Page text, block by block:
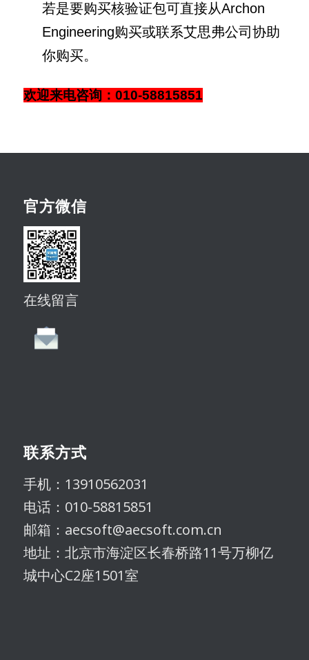
若是要购买核验证包可直接从Archon
Engineering购买或联系艾思弗公司协助
你购买。
欢迎来电咨询：010-58815851
官方微信
在线留言
联系方式
手机：13910562031
电话：010-58815851
邮箱：aecsoft@aecsoft.com.cn
地址：北京市海淀区长春桥路11号万柳亿
城中心C2座1501室